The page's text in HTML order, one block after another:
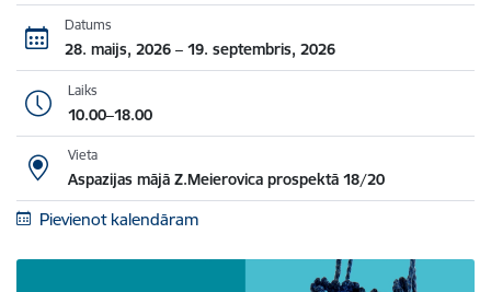
Datums
28. maijs, 2026 – 19. septembris, 2026
Laiks
10.00–18.00
Vieta
Aspazijas mājā Z.Meierovica prospektā 18/20
Pievienot kalendāram